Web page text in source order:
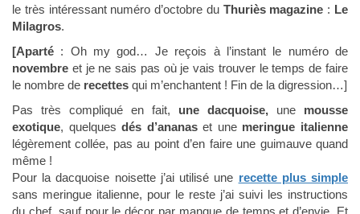
le très intéressant numéro d’octobre du Thuriès magazine : Le
Milagros.
[Aparté : Oh my god… Je reçois à l’instant le numéro de
novembre et je ne sais pas où je vais trouver le temps de faire
le nombre de recettes qui m’enchantent ! Fin de la digression…]
Pas très compliqué en fait, une dacquoise, une mousse
exotique, quelquesdés d’ananaset une meringue italienne
légèrement collée, pas au point d’en faire une guimauve quand
même !
Pour la dacquoise noisette j’ai utilisé une recette plus simple
sans meringue italienne, pour le reste j’ai suivi les instructions
du chef, sauf pour le décor par manque de temps et d’envie. Et